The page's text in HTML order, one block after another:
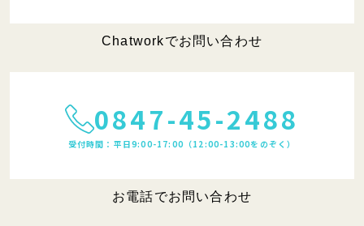
Chatworkでお問い合わせ
0847-45-2488
受付時間：平日9:00-17:00（12:00-13:00をのぞく）
お電話でお問い合わせ